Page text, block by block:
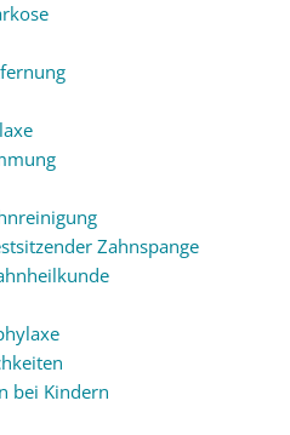
Zahnspange
bei Kindern